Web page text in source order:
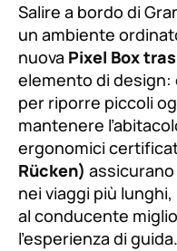
Salire a bordo di
un ambiente
nuova Pixel Box
elemento di
per riporre piccoli
mantenere
ergonomici
Rücken)
nei viaggi più
al conducente
l’esperienza di guida.